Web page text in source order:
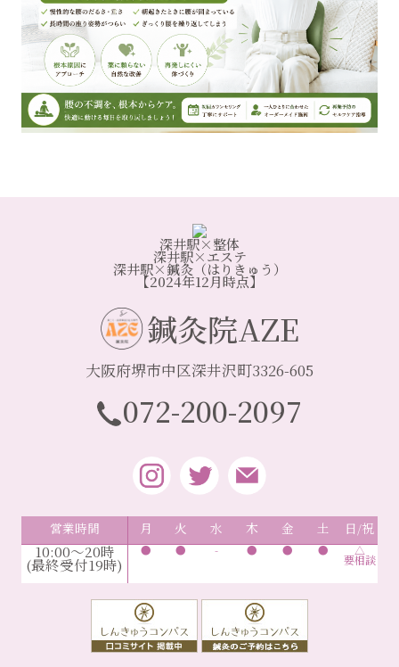
深井駅×整体
深井駅×エステ
深井駅×鍼灸（はりきゅう）
【2024年12月時点】
鍼灸院AZE
大阪府堺市中区深井沢町3326-605
072-200-2097
営業時間 月 火 水 木 金 土 日/祝
10:00～20時
(最終受付19時)
● ● - ● ● ● △
要相談